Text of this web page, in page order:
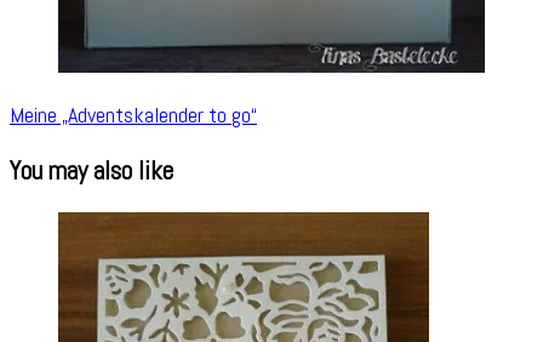
Meine „Adventskalender to go“
You may also like